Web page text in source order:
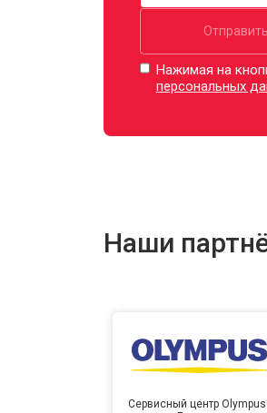
Нажимая на
персональных
Наши
Сервисный центр Olympus